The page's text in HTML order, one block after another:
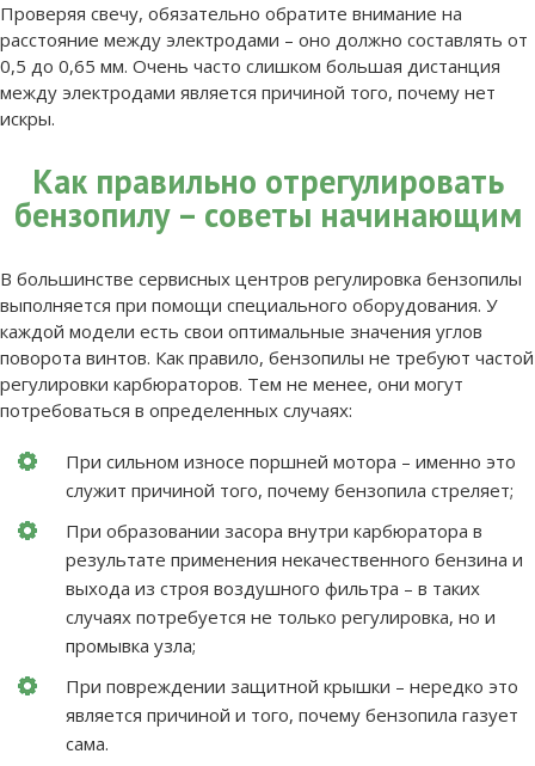
Проверяя свечу, обязательно обратите внимание на
расстояние между электродами – оно должно составлять от
0,5 до 0,65 мм. Очень часто слишком большая дистанция
между электродами является причиной того, почему нет
искры.
Как правильно отрегулировать
бензопилу – советы начинающим
В большинстве сервисных центров регулировка бензопилы
выполняется при помощи специального оборудования. У
каждой модели есть свои оптимальные значения углов
поворота винтов. Как правило, бензопилы не требуют частой
регулировки карбюраторов. Тем не менее, они могут
потребоваться в определенных случаях:
При сильном износе поршней мотора – именно это
служит причиной того, почему бензопила стреляет;
При образовании засора внутри карбюратора в
результате применения некачественного бензина и
выхода из строя воздушного фильтра – в таких
случаях потребуется не только регулировка, но и
промывка узла;
При повреждении защитной крышки – нередко это
является причиной и того, почему бензопила газует
сама.